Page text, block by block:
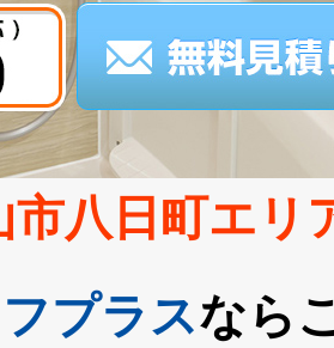
市八日町エリ
プラスなら